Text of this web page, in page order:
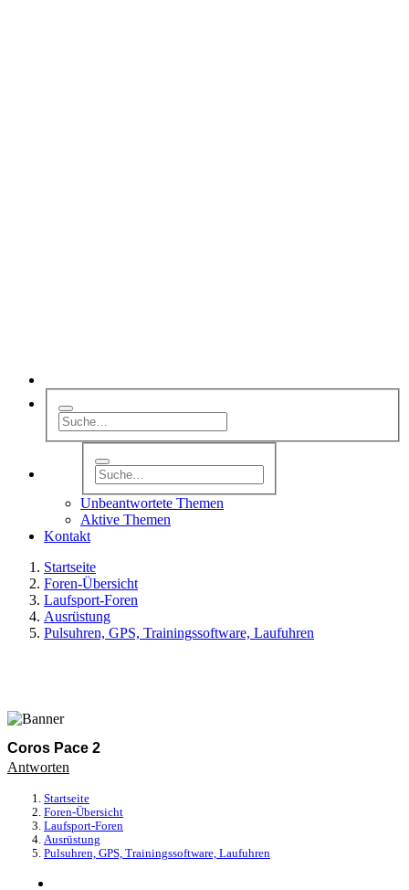
Unbeantwortete Themen
Aktive Themen
Kontakt
Startseite
Foren-Übersicht
Laufsport-Foren
Ausrüstung
Pulsuhren, GPS, Trainingssoftware, Laufuhren
Coros Pace 2
Antworten
Startseite
Foren-Übersicht
Laufsport-Foren
Ausrüstung
Pulsuhren, GPS, Trainingssoftware, Laufuhren